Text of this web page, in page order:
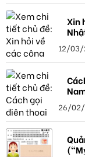
Xin
12/03/
26/